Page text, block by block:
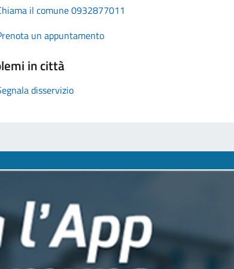
il comune 0932877011
un appuntamento
in città
disservizio